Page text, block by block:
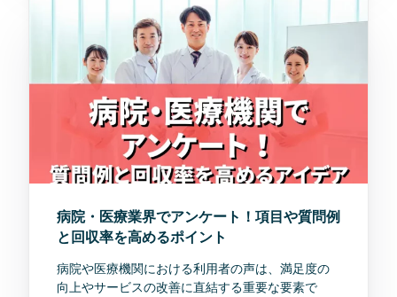
病院・医療業界でアンケート！項目や質問例
と回収率を高めるポイント
病院や医療機関における利用者の声は、満足度の
向上やサービスの改善に直結する重要な要素で